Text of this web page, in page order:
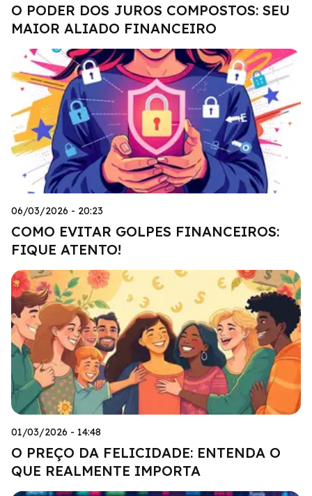
O PODER DOS JUROS COMPOSTOS: SEU
MAIOR ALIADO FINANCEIRO
06/03/2026 - 20:23
COMO EVITAR GOLPES FINANCEIROS:
FIQUE ATENTO!
01/03/2026 - 14:48
O PREÇO DA FELICIDADE: ENTENDA O
QUE REALMENTE IMPORTA